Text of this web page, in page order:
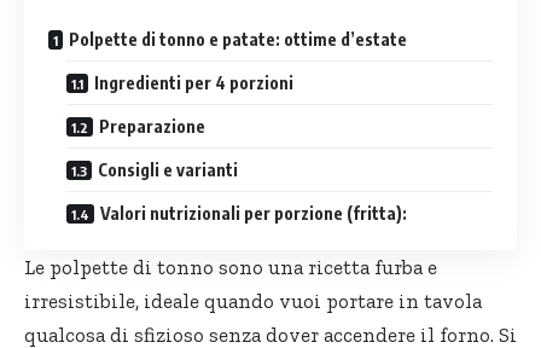
Polpette di tonno e patate: ottime d’estate
Ingredienti per 4 porzioni
Preparazione
Consigli e varianti
Valori nutrizionali per porzione (fritta):
Le polpette di tonno sono una ricetta furba e
irresistibile, ideale quando vuoi portare in tavola
qualcosa di sfizioso senza dover accendere il forno. Si